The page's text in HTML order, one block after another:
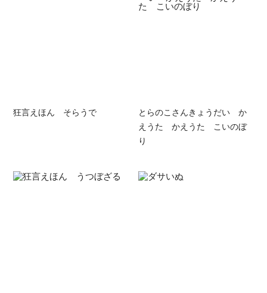
狂言えほん そらうで
とらのこさんきょうだい か
えうた かえうた こいのぼ
り